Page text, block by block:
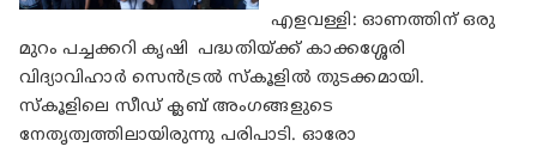
എളവള്ളി: ഓണത്തിന് ഒരു
മുറം പച്ചക്കറി കൃഷി പദ്ധതിയ്ക്ക് കാക്കശ്ശേരി
വിദ്യാവിഹാർ സെൻട്രൽ സ്കൂളിൽ തുടക്കമായി.
സ്കൂളിലെ സീഡ് ക്ലബ് അംഗങ്ങളുടെ
നേതൃത്വത്തിലായിരുന്നു പരിപാടി. ഓരോ